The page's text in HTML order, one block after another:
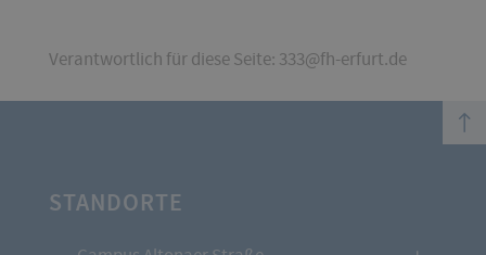
Verantwortlich für diese Seite: 333@fh-erfurt.de
top
STANDORTE